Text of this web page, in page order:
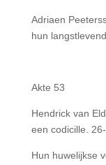
Adriaen
hun
Akte 53
Hendrick van
een codicille.
Hun huwelijkse